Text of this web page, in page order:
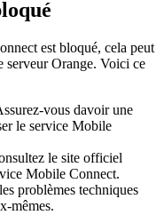
est bloqué, cela peut
serveur Orange. Voici ce
vous davoir une
le service Mobile
le site officiel
Mobile Connect.
problèmes techniques
mêmes.